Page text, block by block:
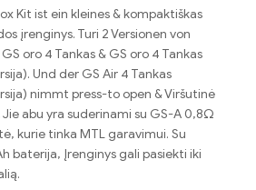
Kit ist ein kleines & kompaktiškas
įrenginys. Turi 2Versionen von
GS oro 4 Tankas & GS oro 4 Tankas
Und der GS Air 4 Tankas
nimmt press-to open & Viršutinė
abu yra suderinami su GS-A 0,8Ω
kurie tinka MTL garavimui. Su
baterija, Įrenginys gali pasiekti iki